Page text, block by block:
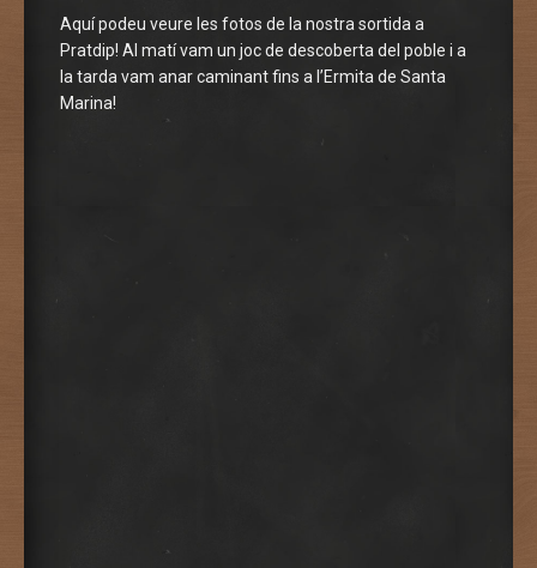
Aquí podeu veure les fotos de la nostra sortida a
Pratdip! Al matí vam un joc de descoberta del poble i a
la tarda vam anar caminant fins a l’Ermita de Santa
Marina!